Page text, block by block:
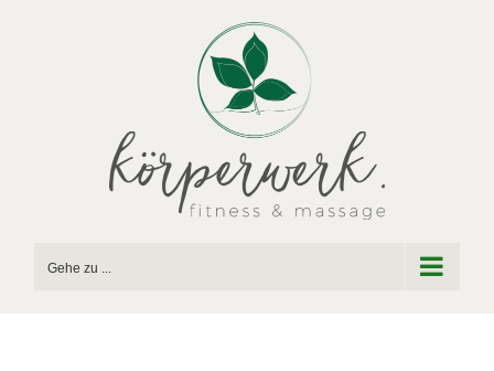
Gehe zu ...